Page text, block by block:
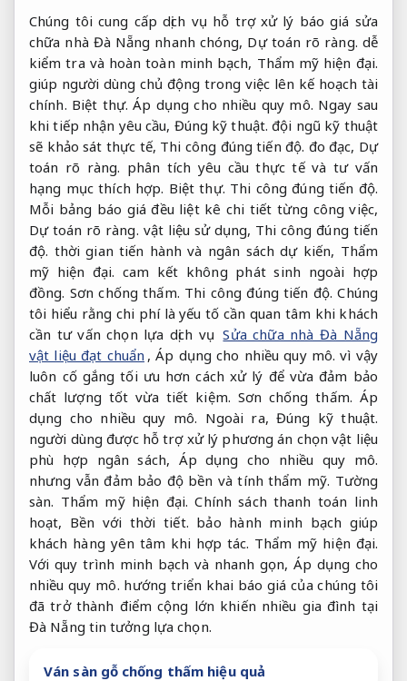
Chúng tôi cung cấp dịch vụ hỗ trợ xử lý báo giá sửa
chữa nhà Đà Nẵng nhanh chóng, Dự toán rõ ràng. dễ
kiểm tra và hoàn toàn minh bạch, Thẩm mỹ hiện đại.
giúp người dùng chủ động trong việc lên kế hoạch tài
chính. Biệt thự. Áp dụng cho nhiều quy mô. Ngay sau
khi tiếp nhận yêu cầu, Đúng kỹ thuật. đội ngũ kỹ thuật
sẽ khảo sát thực tế, Thi công đúng tiến độ. đo đạc, Dự
toán rõ ràng. phân tích yêu cầu thực tế và tư vấn
hạng mục thích hợp. Biệt thự. Thi công đúng tiến độ.
Mỗi bảng báo giá đều liệt kê chi tiết từng công việc,
Dự toán rõ ràng. vật liệu sử dụng, Thi công đúng tiến
độ. thời gian tiến hành và ngân sách dự kiến, Thẩm
mỹ hiện đại. cam kết không phát sinh ngoài hợp
đồng. Sơn chống thấm. Thi công đúng tiến độ. Chúng
tôi hiểu rằng chi phí là yếu tố cần quan tâm khi khách
cần tư vấn chọn lựa dịch vụ Sửa chữa nhà Đà Nẵng
vật liệu đạt chuẩn ,Áp dụng cho nhiều quy mô. vì vậy
luôn cố gắng tối ưu hơn cách xử lý để vừa đảm bảo
chất lượng tốt vừa tiết kiệm. Sơn chống thấm. Áp
dụng cho nhiều quy mô. Ngoài ra,Đúng kỹ thuật.
người dùng được hỗ trợ xử lý phương án chọn vật liệu
phù hợp ngân sách, Áp dụng cho nhiều quy mô.
nhưng vẫn đảm bảo độ bền và tính thẩm mỹ. Tường
sàn. Thẩm mỹ hiện đại. Chính sách thanh toán linh
hoạt, Bền với thời tiết. bảo hành minh bạch giúp
khách hàng yên tâm khi hợp tác. Thẩm mỹ hiện đại.
Với quy trình minh bạch và nhanh gọn, Áp dụng cho
nhiều quy mô. hướng triển khai báo giá của chúng tôi
đã trở thành điểm cộng lớn khiến nhiều gia đình tại
Đà Nẵng tin tưởng lựa chọn.
Ván sàn gỗ chống thấm hiệu quả